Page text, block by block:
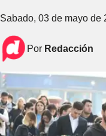
Sabado, 03 de mayo de
Por Redacción